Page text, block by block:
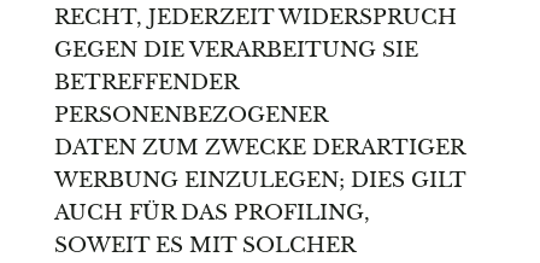
RECHT, JEDERZEIT WIDERSPRUCH
GEGEN DIE VERARBEITUNG SIE
BETREFFENDER
PERSONENBEZOGENER
DATEN ZUM ZWECKE DERARTIGER
WERBUNG EINZULEGEN; DIES GILT
AUCH FÜR DAS PROFILING,
SOWEIT ES MIT SOLCHER